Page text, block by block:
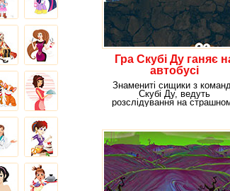
Гра Скубі Ду ганяє
автобусі
Знамениті сищики з
Скубі Ду, ведуть
розслідування на